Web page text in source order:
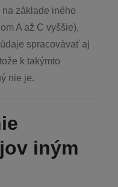
základe iného
A až C vyššie),
spracovávať aj
k takýmto
nie je.
iným